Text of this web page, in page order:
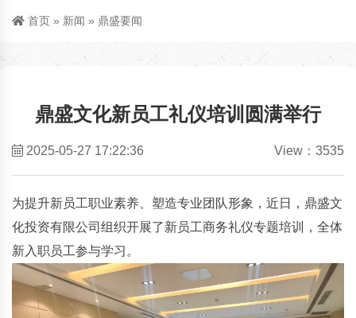
首页 » 新闻 » 鼎盛要闻
鼎盛文化新员工礼仪培训圆满举行
View：3535
2025-05-27 17:22:36
为提升新员工职业素养、塑造专业团队形象，近日，鼎盛文
化投资有限公司组织开展了新员工商务礼仪专题培训，全体
新入职员工参与学习。